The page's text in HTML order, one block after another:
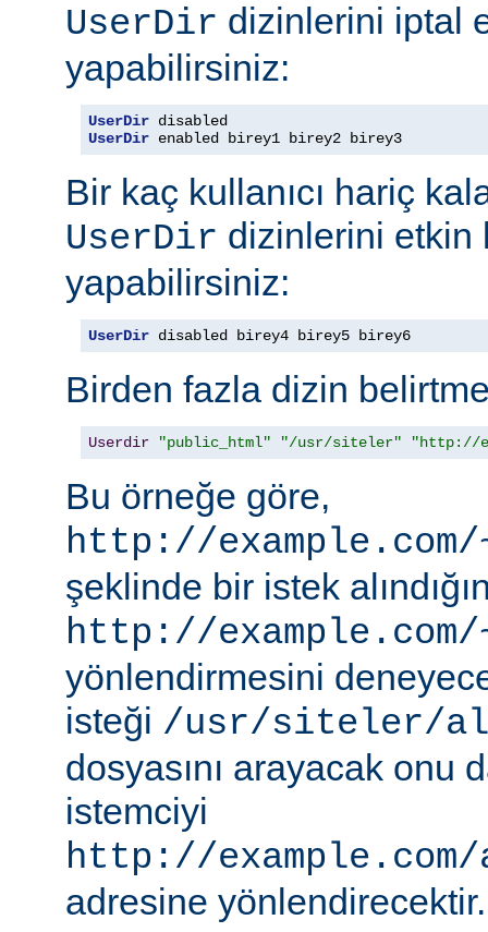
UserDir dizinlerini iptal
yapabilirsiniz:
UserDir
UserDir enabled birey1 birey2 birey3
Bir kaç kullanıcı hariç
UserDir dizinlerini etkin
yapabilirsiniz:
UserDir disabled birey4 birey5 birey6
Birden fazla dizin
Userdir "public_html" "/usr/siteler" "http://
Bu örneğe göre,
http://
şeklinde bir istek
http://
yönlendirmesini
isteği /usr/siteler/
dosyasını arayacak onu
istemciyi
http://
adresine yönlendirecektir.